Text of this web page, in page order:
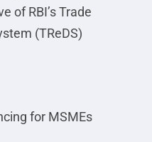
of RBI’s Trade
(TReDS)
for MSMEs